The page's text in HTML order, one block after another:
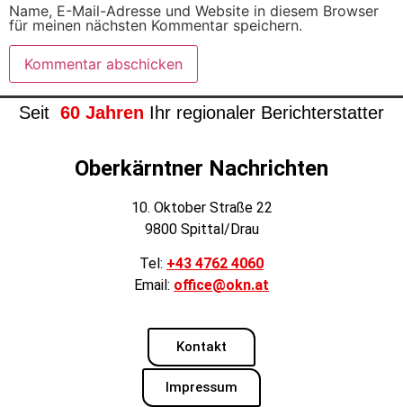
Name, E-Mail-Adresse und Website in diesem Browser
für meinen nächsten Kommentar speichern.
Seit 60 Jahren Ihr regionaler Berichterstatter
Oberkärntner Nachrichten
10. Oktober Straße 22
9800 Spittal/Drau
Tel: +43 4762 4060
Email: office@okn.at
Kontakt
Impressum